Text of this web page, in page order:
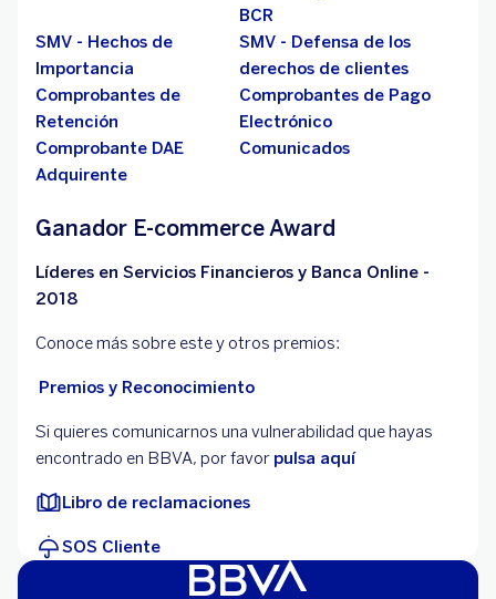
BCR
SMV - Hechos de
Importancia
SMV - Defensa de los
derechos de clientes
Comprobantes de
Retención
Comprobantes de Pago
Electrónico
Comprobante DAE
Adquirente
Comunicados
Ganador E-commerce Award
Líderes en Servicios Financieros y Banca Online -
2018
Conoce más sobre este y otros premios:
Premios y Reconocimiento
Si quieres comunicarnos una vulnerabilidad que hayas
encontrado en BBVA, por favor pulsa aquí
Libro de reclamaciones
SOS Cliente